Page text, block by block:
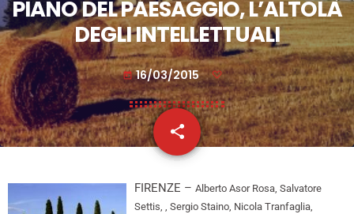
PIANO DEL PAESAGGIO, L’ALTOLÀ
DEGLI INTELLETTUALI
today 16/03/2015
share
email
FIRENZE – Alberto Asor Rosa, Salvatore
Settis, , Sergio Staino, Nicola Tranfaglia,